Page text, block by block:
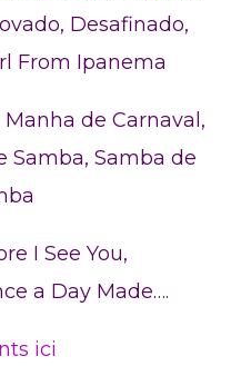
Desafinado,
From Ipanema
de Carnaval,
Samba, Samba de
I See You,
a Day Made….
ici